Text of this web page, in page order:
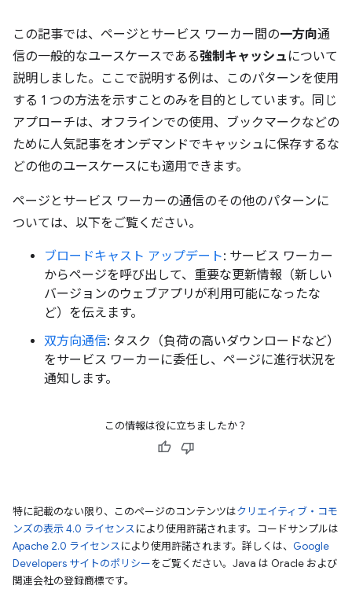
この記事では、ページとサービス ワーカー間の一方向通
信の一般的なユースケースである強制キャッシュ について
説明しました。ここで説明する例は、このパターンを使用
する 1 つの方法を示すことのみを目的としています。同じ
アプローチは、オフラインでの使用、ブックマークなどの
ために人気記事をオンデマンドでキャッシュに保存するな
どの他のユースケースにも適用できます。
ページとサービス ワーカーの通信のその他のパターンに
ついては、以下をご覧ください。
ブロードキャスト アップデート: サービス ワーカー
からページを呼び出して、重要な更新情報（新しい
バージョンのウェブアプリが利用可能になったな
ど）を伝えます。
双方向通信: タスク（負荷の高いダウンロードなど）
をサービス ワーカーに委任し、ページに進行状況を
通知します。
この情報は役に立ちましたか？
特に記載のない限り、このページのコンテンツはクリエイティブ・コモ
ンズの表示 4.0 ライセンスにより使用許諾されます。コードサンプルは
Apache 2.0 ライセンスにより使用許諾されます。詳しくは、 Google
Developers サイトのポリシーをご覧ください。Java は Oracle および
関連会社の登録商標です。